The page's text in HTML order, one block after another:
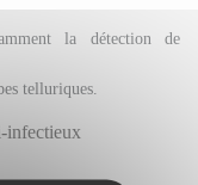
la détection de
telluriques.
infectieux